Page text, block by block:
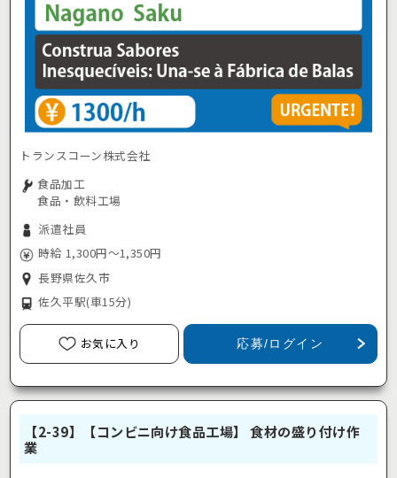
トランスコーン株式会社
食品加工
食品・飲料工場
派遣社員
時給 1,300円～1,350円
長野県佐久市
佐久平駅(車15分)
お気に入り 応募/ログイン
【2-39】【コンビニ向け食品工場】 食材の盛り付け作
業